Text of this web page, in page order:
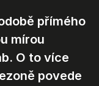
přímého
mírou
O to více
povede